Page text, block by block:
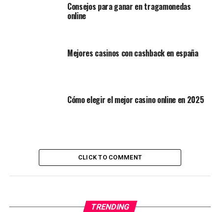
Consejos para ganar en tragamonedas
online
Mejores casinos con cashback en españa
Cómo elegir el mejor casino online en 2025
CLICK TO COMMENT
TRENDING